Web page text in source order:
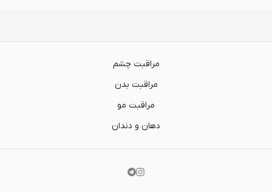
مراقبت چشم
مراقبت بدن
مراقبت مو
دهان و دندان